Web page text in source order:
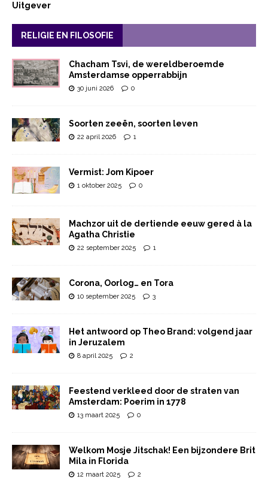
Uitgever
RELIGIE EN FILOSOFIE
Chacham Tsvi, de wereldberoemde
Amsterdamse opperrabbijn
30 juni 2026 0
Soorten zeeën, soorten leven
22 april 2026 1
Vermist: Jom Kipoer
1 oktober 2025 0
Machzor uit de dertiende eeuw gered à la
Agatha Christie
22 september 2025 1
Corona, Oorlog… en Tora
10 september 2025 3
Het antwoord op Theo Brand: volgend jaar
in Jeruzalem
8 april 2025 2
Feestend verkleed door de straten van
Amsterdam: Poerim in 1778
13 maart 2025 0
Welkom Mosje Jitschak! Een bijzondere Brit
Mila in Florida
12 maart 2025 2